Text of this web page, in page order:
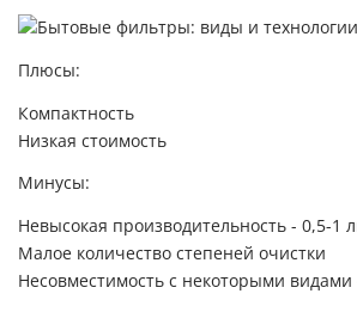
Плюсы:
Компактность
Низкая стоимость
Минусы:
Невысокая производительность - 0,5-1
Малое количество степеней очистки
Несовместимость с некоторыми видами